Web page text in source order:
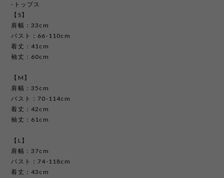
-トップス
【S】
肩幅：33cm
バスト：66-110cm
着丈：41cm
袖丈：60cm
【M】
肩幅：35cm
バスト：70-114cm
着丈：42cm
袖丈：61cm
【L】
肩幅：37cm
バスト：74-118cm
着丈：43cm